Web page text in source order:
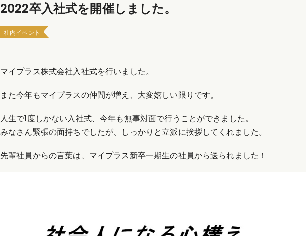
2022卒入社式を開催しました。
社内イベント
マイプラス株式会社入社式を行いました。
また今年もマイプラスの仲間が増え、大変嬉しい限りです。
人生で1度しかない入社式、今年も無事対面で行うことができました。
みなさん緊張の面持ちでしたが、しっかりと立派に挨拶してくれました。
先輩社員からの言葉は、マイプラス新卒一期生の社員から送られました！